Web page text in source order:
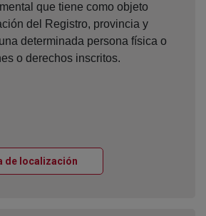
que tiene como objeto
del Registro, provincia y
determinada persona física o
o derechos inscritos.
de localización